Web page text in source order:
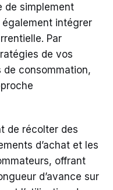
de simplement
intégrer
Par
de vos
consommation,
de récolter des
d’achat et les
offrant
d’avance sur